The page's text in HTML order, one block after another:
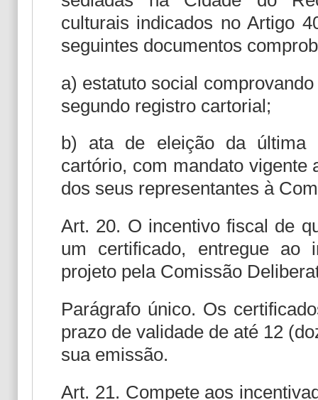
culturais indicados no Artigo
seguintes documentos
a) estatuto social
segundo registro cartorial;
b) ata de eleição da última
cartório, com mandato vigente
dos seus representantes à
Art. 20. O incentivo fiscal de
um certificado, entregue ao
projeto pela Comissão
Parágrafo único. Os
prazo de validade de até 12
sua emissão.
Art. 21. Compete aos